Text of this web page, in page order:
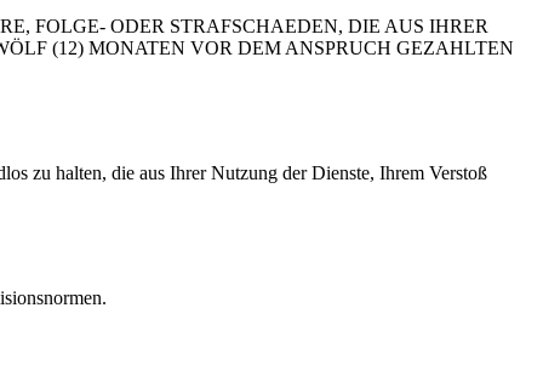
FOLGE- ODER STRAFSCHAEDEN, DIE AUS IHRER
(12) MONATEN VOR DEM ANSPRUCH GEZAHLTEN
zu halten, die aus Ihrer Nutzung der Dienste, Ihrem Verstoß